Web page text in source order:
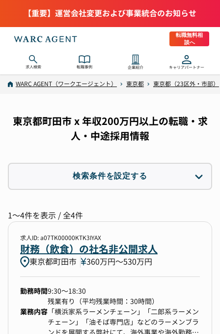
【重要】運営会社変更および事業統合のお知らせ
転職無料相
談へ
求人検索 転職事例 企業紹介 キャリアパートナー
WARC AGENT（ワークエージェント） 東京都 東京都（23区外・市部）
東京都町田市 x 年収200万円以上の転職・求
人・中途採用情報
検索条件を設定する
選択なし
勤務地
1件選択
年収
200万円以上〜上限なし
1〜4件を表示 / 全4件
求人ID: a07TK00000KTK3IYAX
財務（飲食）の社名非公開求人
東京都町田市 360万円〜530万円
勤務時間9:30～18:30
残業有り（平均残業時間：30時間）
業務内容 「横浜家系ラーメンチェーン」「二郎系ラーメン
チェーン」「油そば専門店」などのラーメンブラ